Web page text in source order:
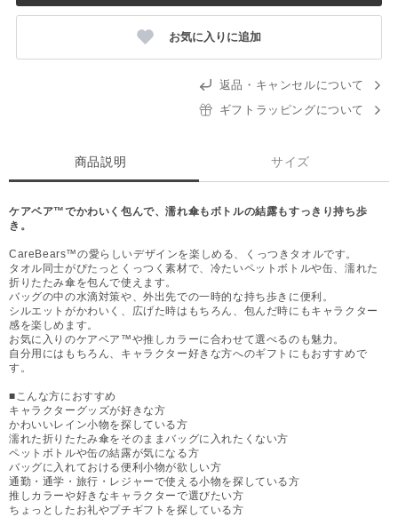
お気に入りに追加
返品・キャンセルについて
ギフトラッピングについて
商品説明 サイズ
ケアベア™でかわいく包んで、濡れ傘もボトルの結露もすっきり持ち歩
き。
CareBears™の愛らしいデザインを楽しめる、くっつきタオルです。
タオル同士がぴたっとくっつく素材で、冷たいペットボトルや缶、濡れた
折りたたみ傘を包んで使えます。
バッグの中の水滴対策や、外出先での一時的な持ち歩きに便利。
シルエットがかわいく、広げた時はもちろん、包んだ時にもキャラクター
感を楽しめます。
お気に入りのケアベア™や推しカラーに合わせて選べるのも魅力。
自分用にはもちろん、キャラクター好きな方へのギフトにもおすすめで
す。
■こんな方におすすめ
キャラクターグッズが好きな方
かわいいレイン小物を探している方
濡れた折りたたみ傘をそのままバッグに入れたくない方
ペットボトルや缶の結露が気になる方
バッグに入れておける便利小物が欲しい方
通勤・通学・旅行・レジャーで使える小物を探している方
推しカラーや好きなキャラクターで選びたい方
ちょっとしたお礼やプチギフトを探している方